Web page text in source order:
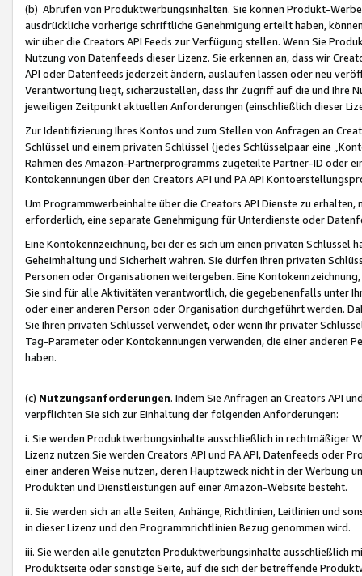
(b) Abrufen von Produktwerbungsinhalten. Sie können Produkt-
ausdrückliche vorherige schriftliche Genehmigung erteilt haben,
wir über die Creators API Feeds zur Verfügung stellen. Wenn Sie
Nutzung von Datenfeeds dieser Lizenz. Sie erkennen an, dass wir
API oder Datenfeeds jederzeit ändern, auslaufen lassen oder neu
Verantwortung liegt, sicherzustellen, dass Ihr Zugriff auf die und Ihre
jeweiligen Zeitpunkt aktuellen Anforderungen (einschließlich dieser
Zur Identifizierung Ihres Kontos und zum Stellen von Anfragen an
Schlüssel und einem privaten Schlüssel (jedes Schlüsselpaar eine
Rahmen des Amazon-Partnerprogramms zugeteilte Partner-ID oder
Kontokennungen über den Creators API und PA API
Um Programmwerbeinhalte über die Creators API Dienste zu
erforderlich, eine separate Genehmigung für Unterdienste oder
Eine Kontokennzeichnung, bei der es sich um einen privaten
Geheimhaltung und Sicherheit wahren. Sie dürfen Ihren privaten
Personen oder Organisationen weitergeben. Eine
Sie sind für alle Aktivitäten verantwortlich, die gegebenenfalls unter
oder einer anderen Person oder Organisation durchgeführt werden.
Sie Ihren privaten Schlüssel verwendet, oder wenn Ihr privater
Tag-Parameter oder Kontokennungen verwenden, die einer anderen
haben.
(c) Nutzungsanforderungen. Indem Sie Anfragen an Creators API
verpflichten Sie sich zur Einhaltung der folgenden Anforderungen:
i. Sie werden Produktwerbungsinhalte ausschließlich in rechtmäßiger
Lizenz nutzen.Sie werden Creators API und PA API, Datenfeeds oder
einer anderen Weise nutzen, deren Hauptzweck nicht in der Werbung
Produkten und Dienstleistungen auf einer Amazon-Website besteht.
ii. Sie werden sich an alle Seiten, Anhänge, Richtlinien, Leitlinien und
in dieser Lizenz und den Programmrichtlinien Bezug genommen wird.
iii. Sie werden alle genutzten Produktwerbungsinhalte ausschließlich
Produktseite oder sonstige Seite, auf die sich der betreffende